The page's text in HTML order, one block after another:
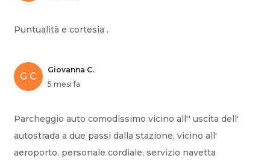
Puntualità e cortesia .
G C
Giovanna C.
5 mesi fa
Parcheggio auto comodissimo vicino all'' uscita dell'
autostrada a due passi dalla stazione, vicino all'
aeroporto, personale cordiale, servizio navetta